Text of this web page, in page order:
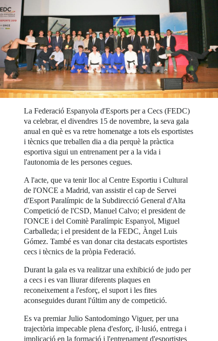
La Federació Espanyola d'Esports per a Cecs (FEDC)
va celebrar, el divendres 15 de novembre, la seva gala
anual en què es va retre homenatge a tots els esportistes
i tècnics que treballen dia a dia perquè la pràctica
esportiva sigui un entrenament per a la vida i
l'autonomia de les persones cegues.
A l'acte, que va tenir lloc al Centre Esportiu i Cultural
de l'ONCE a Madrid, van assistir el cap de Servei
d'Esport Paralímpic de la Subdirecció General d'Alta
Competició de l'CSD, Manuel Calvo; el president de
l'ONCE i del Comitè Paralímpic Espanyol, Miguel
Carballeda; i el president de la FEDC, Àngel Luis
Gómez. També es van donar cita destacats esportistes
cecs i tècnics de la pròpia Federació.
Durant la gala es va realitzar una exhibició de judo per
a cecs i es van lliurar diferents plaques en
reconeixement a l'esforç, el suport i les fites
aconseguides durant l'últim any de competició.
Es va premiar Julio Santodomingo Viguer, per una
trajectòria impecable plena d'esforç, il·lusió, entrega i
implicació en la formació i l'entrenament d'esportistes